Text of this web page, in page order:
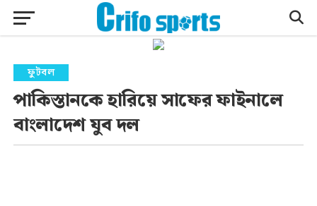
ফুটবল
পাকিস্তানকে হারিয়ে সাফের ফাইনালে
বাংলাদেশ যুব দল